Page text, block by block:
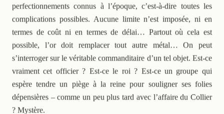
perfectionnements connus à l’époque, c’est-à-dire toutes les
complications possibles. Aucune limite n’est imposée, ni en
termes de coût ni en termes de délai… Partout où cela est
possible, l’or doit remplacer tout autre métal… On peut
s’interroger sur le véritable commanditaire d’un tel objet. Est-ce
vraiment cet officier ? Est-ce le roi ? Est-ce un groupe qui
espère tendre un piège à la reine pour souligner ses folies
dépensières – comme un peu plus tard avec l’affaire du Collier
? Mystère.